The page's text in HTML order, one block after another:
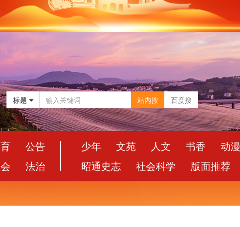
标题 站内搜 百度搜
公告
法治
少年 文苑 人文 书香
动漫
昭通史志
社会科学 版面推荐